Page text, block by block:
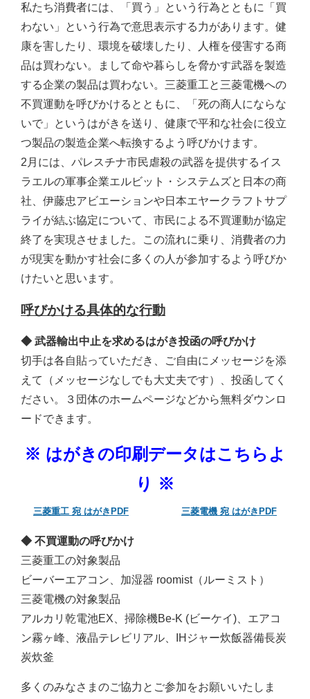
私たち消費者には、「買う」という行為とともに「買
わない」という行為で意思表示する力があります。健
康を害したり、環境を破壊したり、人権を侵害する商
品は買わない。まして命や暮らしを脅かす武器を製造
する企業の製品は買わない。三菱重工と三菱電機への
不買運動を呼びかけるとともに、「死の商人にならな
いで」というはがきを送り、健康で平和な社会に役立
つ製品の製造企業へ転換するよう呼びかけます。
2月には、パレスチナ市民虐殺の武器を提供するイス
ラエルの軍事企業エルビット・システムズと日本の商
社、伊藤忠アビエーションや日本エヤークラフトサプ
ライが結ぶ協定について、市民による不買運動が協定
終了を実現させました。この流れに乗り、消費者の力
が現実を動かす社会に多くの人が参加するよう呼びか
けたいと思います。
呼びかける具体的な行動
◆ 武器輸出中止を求めるはがき投函の呼びかけ
切手は各自貼っていただき、ご自由にメッセージを添
えて（メッセージなしでも大丈夫です）、投函してく
ださい。３団体のホームページなどから無料ダウンロ
ードできます。
※ はがきの印刷データはこちらよ
り ※
三菱重工 宛 はがきPDF 三菱電機 宛 はがきPDF
◆ 不買運動の呼びかけ
三菱重工の対象製品
ビーバーエアコン、加湿器 roomist（ルーミスト）
三菱電機の対象製品
アルカリ乾電池EX、掃除機Be-K (ビーケイ)、エアコ
ン霧ヶ峰、液晶テレビリアル、IHジャー炊飯器備長炭
炭炊釜
多くのみなさまのご協力とご参加をお願いいたしま